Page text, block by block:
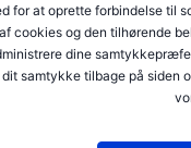
for at oprette forbindelse til
cookies og den tilhørende
dine
samtykke tilbage på siden